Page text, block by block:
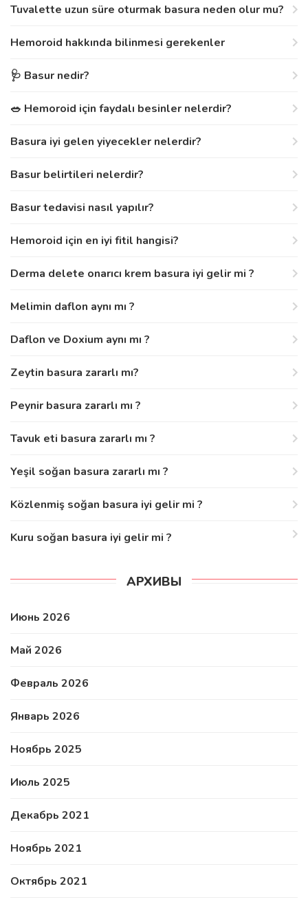
Tuvalette uzun süre oturmak basura neden olur mu?
Hemoroid hakkında bilinmesi gerekenler
🩺 Basur nedir?
🥗 Hemoroid için faydalı besinler nelerdir?
Basura iyi gelen yiyecekler nelerdir?
Basur belirtileri nelerdir?
Basur tedavisi nasıl yapılır?
Hemoroid için en iyi fitil hangisi?
Derma delete onarıcı krem basura iyi gelir mi ?
Melimin daflon aynı mı ?
Daflon ve Doxium aynı mı ?
Zeytin basura zararlı mı?
Peynir basura zararlı mı ?
Tavuk eti basura zararlı mı ?
Yeşil soğan basura zararlı mı ?
Közlenmiş soğan basura iyi gelir mi ?
Kuru soğan basura iyi gelir mi ?
АРХИВЫ
Июнь 2026
Май 2026
Февраль 2026
Январь 2026
Ноябрь 2025
Июль 2025
Декабрь 2021
Ноябрь 2021
Октябрь 2021